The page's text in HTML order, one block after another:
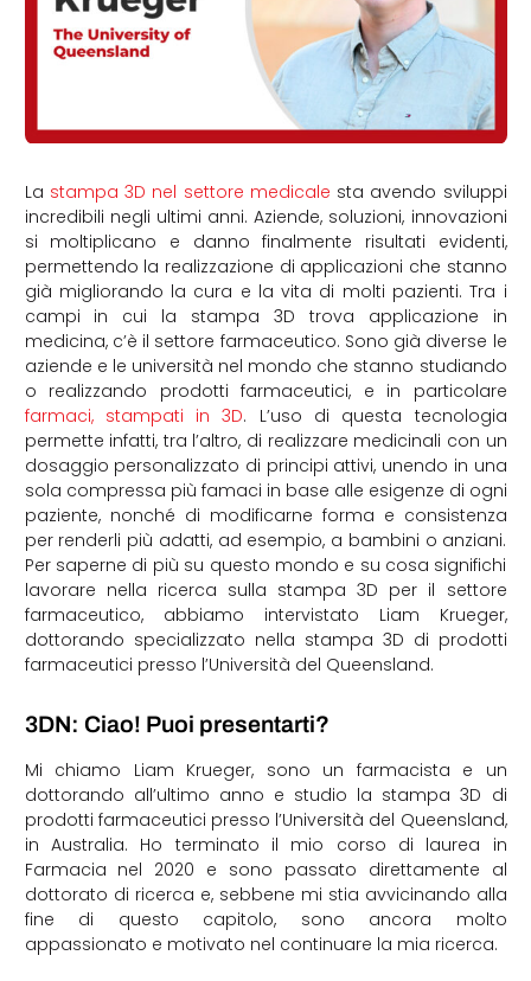
La stampa 3D nel settore medicale sta avendo sviluppi
incredibili negli ultimi anni. Aziende, soluzioni, innovazioni
si moltiplicano e danno finalmente risultati evidenti,
permettendo la realizzazione di applicazioni che stanno
già migliorando la cura e la vita di molti pazienti. Tra i
campi in cui la stampa 3D trova applicazione in
medicina, c’è il settore farmaceutico. Sono già diverse le
aziende e le università nel mondo che stanno studiando
o realizzando prodotti farmaceutici, e in particolare
farmaci, stampati in 3D. L’uso di questa tecnologia
permette infatti, tra l’altro, di realizzare medicinali con un
dosaggio personalizzato di principi attivi, unendo in una
sola compressa più famaci in base alle esigenze di ogni
paziente, nonché di modificarne forma e consistenza
per renderli più adatti, ad esempio, a bambini o anziani.
Per saperne di più su questo mondo e su cosa significhi
lavorare nella ricerca sulla stampa 3D per il settore
farmaceutico, abbiamo intervistato Liam Krueger,
dottorando specializzato nella stampa 3D di prodotti
farmaceutici presso l’Università del Queensland.
3DN: Ciao! Puoi presentarti?
Mi chiamo Liam Krueger, sono un farmacista e un
dottorando all’ultimo anno e studio la stampa 3D di
prodotti farmaceutici presso l’Università del Queensland,
in Australia. Ho terminato il mio corso di laurea in
Farmacia nel 2020 e sono passato direttamente al
dottorato di ricerca e, sebbene mi stia avvicinando alla
fine di questo capitolo, sono ancora molto
appassionato e motivato nel continuare la mia ricerca.